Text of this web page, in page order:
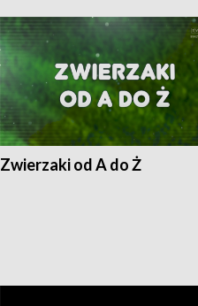
Zwierzaki od A do Ż